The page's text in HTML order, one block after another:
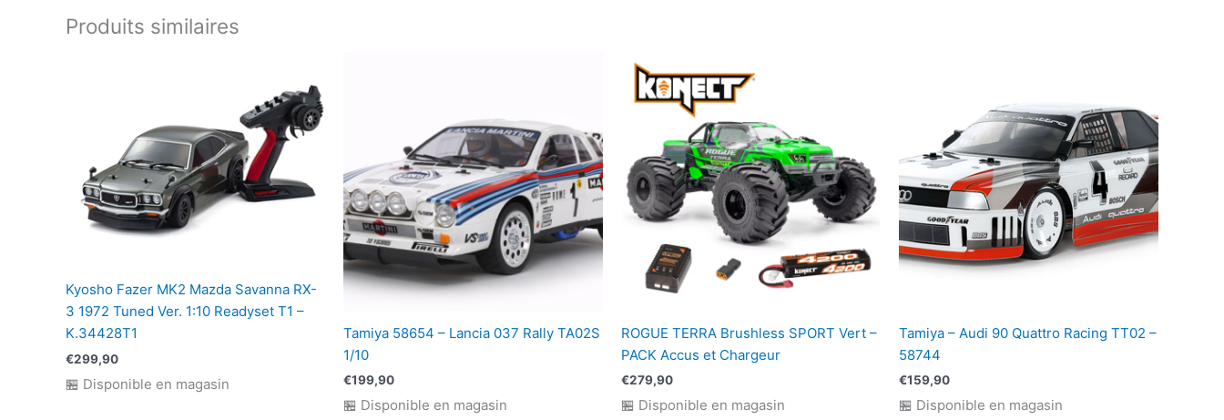
PINK
Produits similaires
Kyosho Fazer MK2 Mazda Savanna RX-
3 1972 Tuned Ver. 1:10 Readyset T1 –
K.34428T1
€299,90
🏪 Disponible en magasin
Tamiya 58654 – Lancia 037 Rally TA02S
1/10
€199,90
🏪 Disponible en magasin
ROGUE TERRA Brushless SPORT Vert –
PACK Accus et Chargeur
€279,90
🏪 Disponible en magasin
Tamiya – Audi 90 Quattro Racing TT02 –
58744
€159,90
🏪 Disponible en magasin